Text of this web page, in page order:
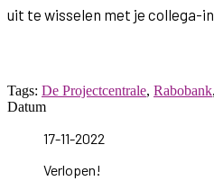
uit te wisselen met je collega-
Tags: De Projectcentrale, Rabobank,
Datum
17-11-2022
Verlopen!